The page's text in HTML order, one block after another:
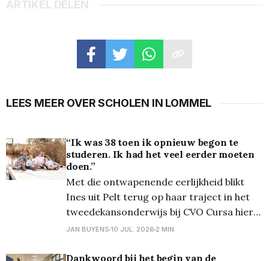
ARTIKEL DELEN
LEES MEER OVER SCHOLEN IN LOMMEL
“Ik was 38 toen ik opnieuw begon te
studeren. Ik had het veel eerder moeten
doen.”
Met die ontwapenende eerlijkheid blikt
Ines uit Pelt terug op haar traject in het
tweedekansonderwijs bij CVO Cursa hier
in Lommel. Na een heupoperatie zat ze
invaliditeit, maar vooral: te ambitieus om
JAN BUYENS 10 JUL. 2026 2 MIN
Dankwoord bij het begin van de